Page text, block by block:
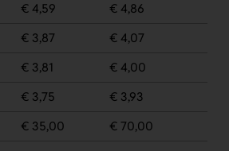
€ 4,59
€ 4,86
€ 3,87
€ 4,07
€ 3,81
€ 4,00
€ 3,75
€ 3,93
€ 35,00 € 70,00